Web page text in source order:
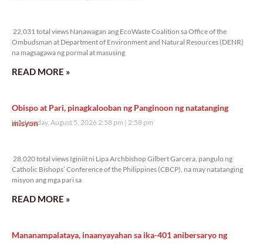
22,031 total views Nanawagan ang EcoWaste Coalition sa Office of the
Ombudsman at Department of Environment and Natural Resources (DENR)
na magsagawa ng pormal at masusing
READ MORE »
Obispo at Pari, pinagkalooban ng Panginoon ng natatanging
misyon
Wednesday, August 5, 2026 2:58 pm 2:58 pm
28,020 total views Iginiit ni Lipa Archbishop Gilbert Garcera, pangulo ng
Catholic Bishops’ Conference of the Philippines (CBCP), na may natatanging
misyon ang mga pari sa
READ MORE »
Mananampalataya, inaanyayahan sa ika-401 anibersaryo ng